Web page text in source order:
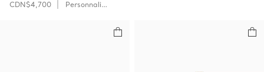
CDN$4,700
Personnaliser